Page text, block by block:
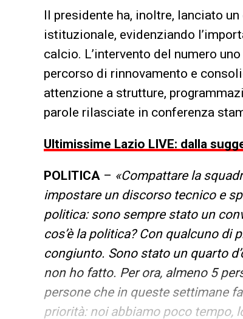
Il presidente ha, inoltre, lanciato
istituzionale, evidenziando
calcio. L’intervento del numero
percorso di rinnovamento e
attenzione a strutture,
parole rilasciate in conferenza
Ultimissime Lazio LIVE: dalla
POLITICA – «Compattare la
impostare un discorso tecnico e
politica: sono sempre stato un
cos’è la politica? Con qualcuno
congiunto. Sono stato un quarto
non ho fatto. Per ora, almeno 5
persone che in queste settimane
priorità: noi abbiamo poco tempo,